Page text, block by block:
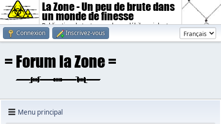
La Zone - Un peu de brute dans
un monde de finesse
Publication de textes sombres, débiles, violents.
Connexion
Inscrivez-vous
Menu principal